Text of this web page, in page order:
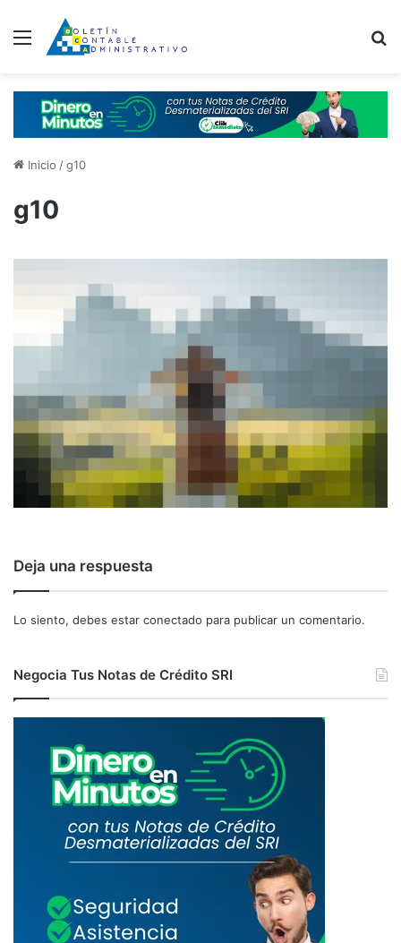
Menú
Inicio /g10
g10
Deja una respuesta
Lo siento, debes estar conectado para publicar un comentario.
Negocia Tus Notas de Crédito SRI